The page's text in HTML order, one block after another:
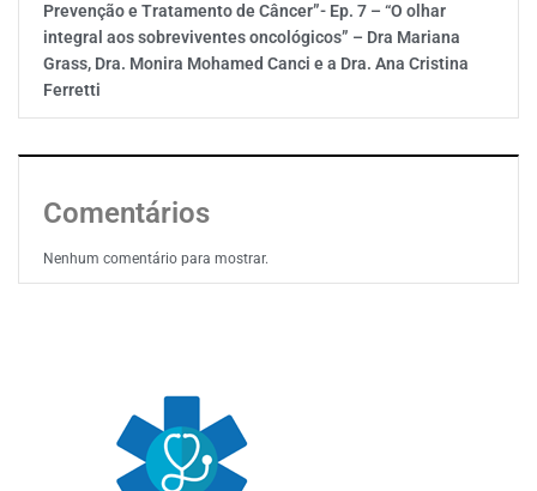
Prevenção e Tratamento de Câncer”- Ep. 7 – “O olhar
integral aos sobreviventes oncológicos” – Dra Mariana
Grass, Dra. Monira Mohamed Canci e a Dra. Ana Cristina
Ferretti
Comentários
Nenhum comentário para mostrar.